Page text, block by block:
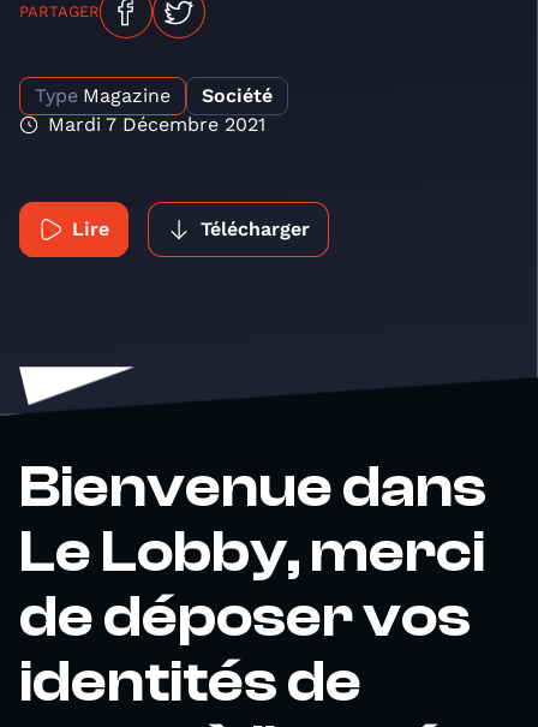
PARTAGER
Type Magazine
Société
Mardi 7 Décembre 2021
Lire Télécharger
Bienvenue dans
Le Lobby, merci
de déposer vos
identités de